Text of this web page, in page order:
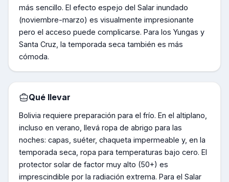
más sencillo. El efecto espejo del Salar inundado
(noviembre-marzo) es visualmente impresionante
pero el acceso puede complicarse. Para los Yungas y
Santa Cruz, la temporada seca también es más
cómoda.
Qué llevar
Bolivia requiere preparación para el frío. En el altiplano,
incluso en verano, llevá ropa de abrigo para las
noches: capas, suéter, chaqueta impermeable y, en la
temporada seca, ropa para temperaturas bajo cero. El
protector solar de factor muy alto (50+) es
imprescindible por la radiación extrema. Para el Salar